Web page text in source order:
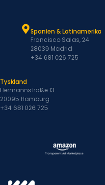
Spanien & Latinamerika
Francisco Salas, 24
28039 Madrid
+34 681 026 725
Tyskland
Hermannstraße 13
20095 Hamburg
+34 681 026 725